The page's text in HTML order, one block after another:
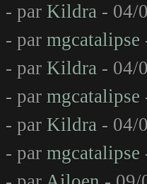
- par Kildra - 04/
- par mgcatalipse
- par Kildra - 04/
- par mgcatalipse
- par Kildra - 04/
- par mgcatalipse